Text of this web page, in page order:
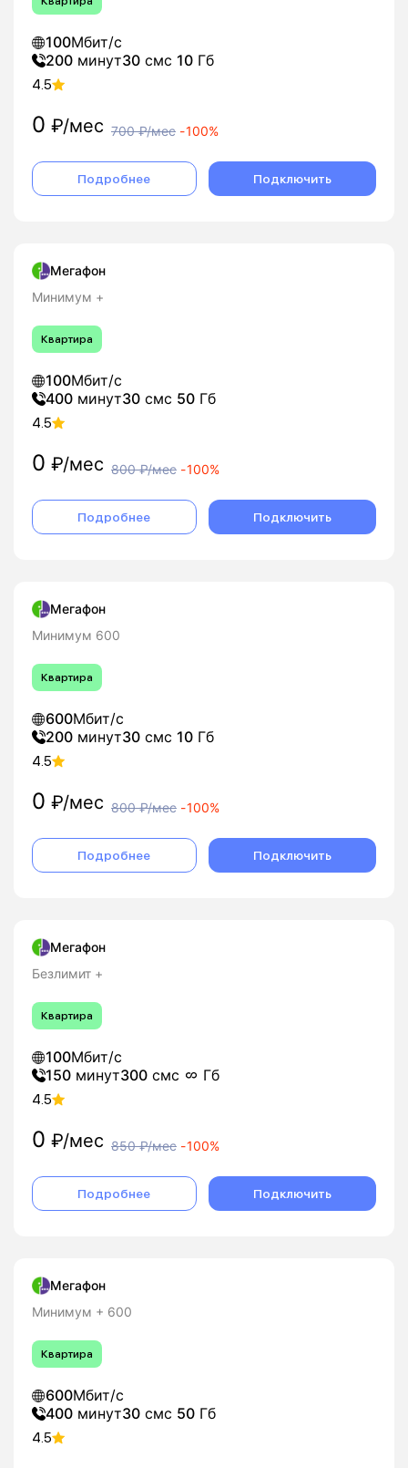
100Мбит/с
200 минут30 смс 10 Гб
4.5
0 ₽/мес 700₽/мес -100%
Подробнее Подключить
Мегафон
Минимум +
Квартира
100Мбит/с
400 минут30 смс 50 Гб
4.5
0 ₽/мес 800₽/мес -100%
Подробнее Подключить
Мегафон
Минимум 600
Квартира
600Мбит/с
200 минут30 смс 10 Гб
4.5
0 ₽/мес 800₽/мес -100%
Подробнее Подключить
Мегафон
Безлимит +
Квартира
100Мбит/с
150 минут300 смс Гб
4.5
0 ₽/мес 850₽/мес -100%
Подробнее Подключить
Мегафон
Минимум + 600
Квартира
600Мбит/с
400 минут30 смс 50 Гб
4.5